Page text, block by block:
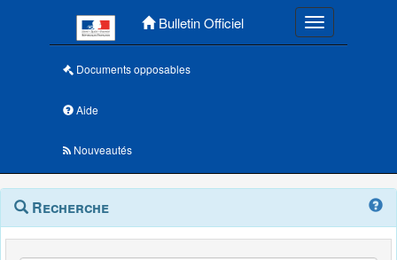
Bulletin Officiel Toggle
Documents opposables
Aide
Nouveautés
Navigation
outils
Menu
contextuel
Recherche